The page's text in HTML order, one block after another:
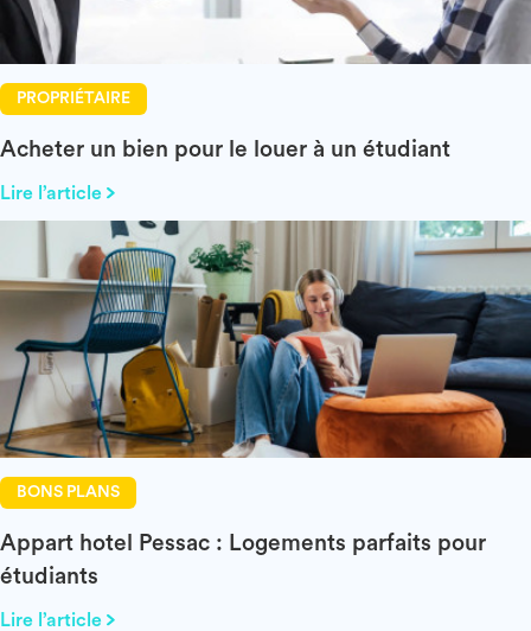
PROPRIÉTAIRE
Acheter un bien pour le louer à un étudiant
Lire l’article
BONS PLANS
Appart hotel Pessac : Logements parfaits pour
étudiants
Lire l’article